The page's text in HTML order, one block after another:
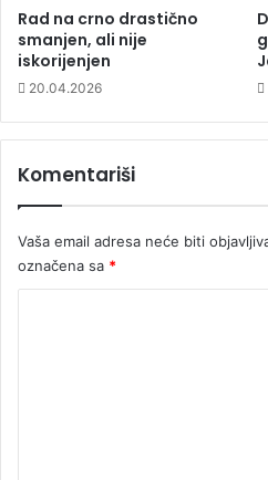
Rad na crno drastično
smanjen, ali nije
iskorijenjen
20.04.2026
Komentariši
Vaša email adresa neće biti
označena sa *